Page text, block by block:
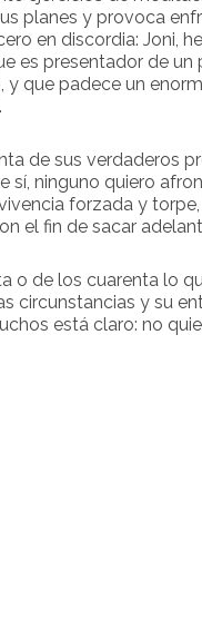
planes y provoca
en discordia: Joni,
es presentador de un
y que padece un
de sus verdaderos
sí, ninguno quiero
forzada y
el fin de sacar
o de los cuarenta lo
circunstancias y su
está claro: no